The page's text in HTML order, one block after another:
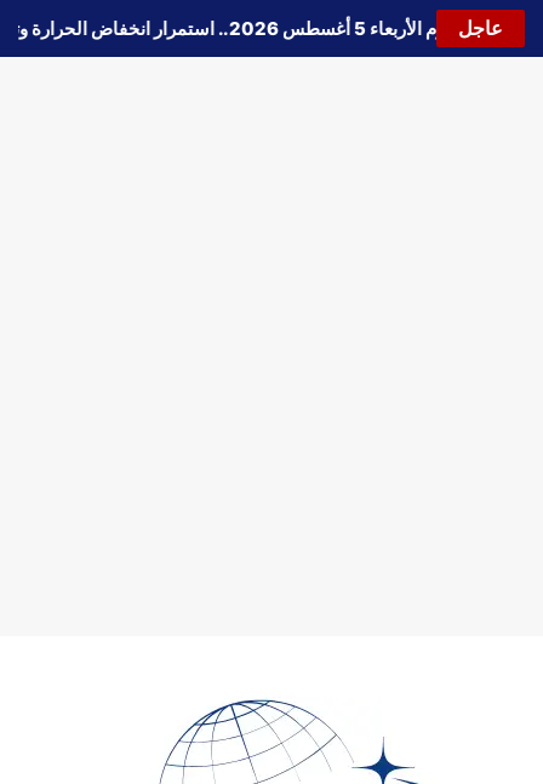
عاجل
الطقس اليوم الأربعاء 5 أغسطس 2026.. استمرار انخفاض الحرارة وتحذيرات من الشبورة واضطراب الملاحة